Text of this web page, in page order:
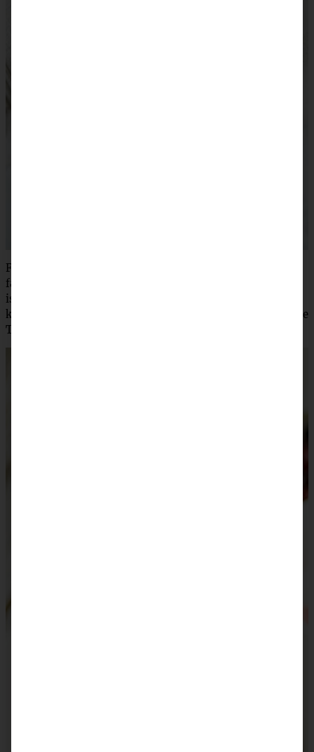
Für alle Streuselfans unter Euch habe ich einen ganz
famosen
ist…. Hammerlecker: saure Johannisbeeren mit
knackigen, süßen Haferflocken-Streuseln ist eine absolute
Traumkombination!